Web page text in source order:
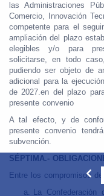
las Administraciones
Comercio, Innovación
competente para el
ampliación del plazo
elegibles y/o para
solicitarse, en todo
pudiendo ser objeto de
adicional para la
de 2027.en del plazo
presente convenio
A tal efecto, y de
presente convenio
subvención.
SÉPTIMA.-
Entre los compromisos
La